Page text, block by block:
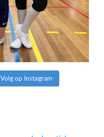
Volg op Instagram